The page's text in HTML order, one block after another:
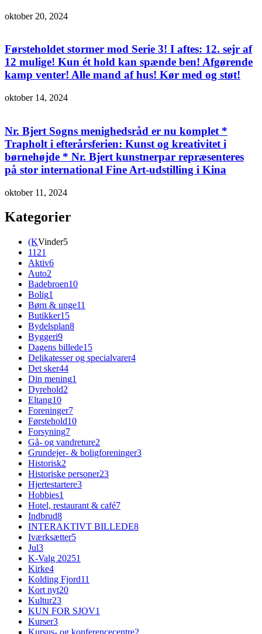
oktober 20, 2024
Førsteholdet stormer mod Serie 3! I aftes: 12. sejr af
12 mulige! Kun ét hold kan spænde ben! Afgørende
kamp venter! Alle mand af hus! Kør med og støt!
oktober 14, 2024
Nr. Bjert Sogns menighedsråd er nu komplet *
Trapholt i efterårsferien: Kunst og kreativitet i
børnehøjde * Nr. Bjert kunstnerpar repræsenteres
på stor international Fine Art-udstilling i Kina
oktober 11, 2024
Kategorier
(KVinder5
1121
Aktiv6
Auto2
Badebroen10
Bolig1
Børn & unge11
Butikker15
Bydelsplan8
Byggeri9
Dagens billede15
Delikatesser og specialvarer4
Det sker44
Din mening1
Dyrehold2
Eltang10
Foreninger7
Førstehold10
Forsyning7
Gå- og vandreture2
Grundejer- & boligforeninger3
Historisk2
Historiske personer23
Hjertestartere3
Hobbies1
Hotel, restaurant & café7
Indbrud8
INTERAKTIVT BILLEDE8
Iværksætter5
Jul3
K-Valg 20251
Kirke4
Kolding Fjord11
Kort nyt20
Kultur23
KUN FOR SJOV1
Kurser3